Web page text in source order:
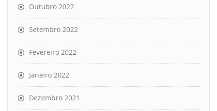
Outubro 2022
Setembro 2022
Fevereiro 2022
Janeiro 2022
Dezembro 2021